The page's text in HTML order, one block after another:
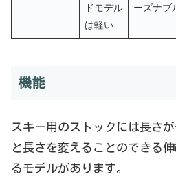
ドモデル
は軽い
ーズナブ
機能
スキー用のストックには長さ
と長さを変えることのできる
るモデルがあります。